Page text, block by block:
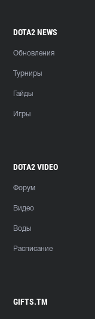
DOTA2 NEWS
Обновления
Турниры
Гайды
Игры
DOTA2 VIDEO
Форум
Видео
Воды
Расписание
GIFTS.TM